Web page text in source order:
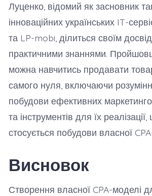
Луценко, відомий як засновник
інноваційних українських IT-
та LP-mobi, ділиться своїм
практичними знаннями.
можна навчитись продавати
самого нуля, включаючи
побудови ефективних
та інструментів для їх
стосується побудови власної
Висновок
Створення власної CPA-моделі